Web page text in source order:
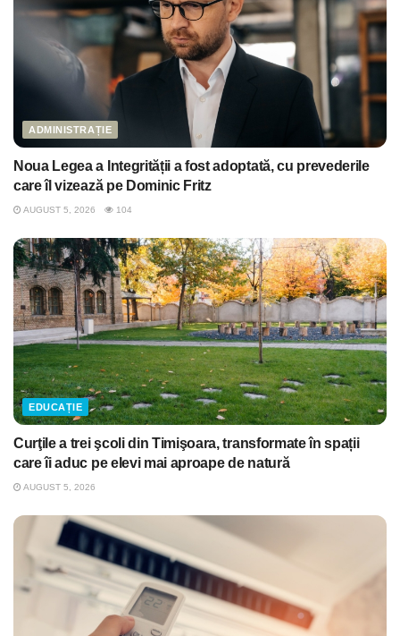
ADMINISTRAȚIE
Noua Legea a Integrității a fost adoptată, cu prevederile
care îl vizează pe Dominic Fritz
AUGUST 5, 2026 104
EDUCAȚIE
Curţile a trei şcoli din Timişoara, transformate în spații
care îi aduc pe elevi mai aproape de natură
AUGUST 5, 2026